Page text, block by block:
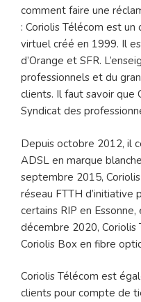
comment faire une
: Coriolis Télécom est
virtuel créé en 1999. Il
d’Orange et SFR.
professionnels et du
clients. Il faut savoir que
Syndicat des
Depuis octobre 2012, il
ADSL en marque
septembre 2015,
réseau FTTH d’initiative
certains RIP en
décembre 2020, Coriolis
Coriolis Box en fibre
Coriolis Télécom est
clients pour compte de